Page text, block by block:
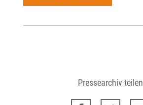
Pressearchiv teilen